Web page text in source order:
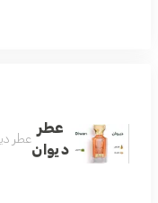
عطر
ديوان
عطر ديوان 75 مل لمسات التميز عطر يترك أثرك في المكان نفحات من الجمال عطر يمتلك حواسّك